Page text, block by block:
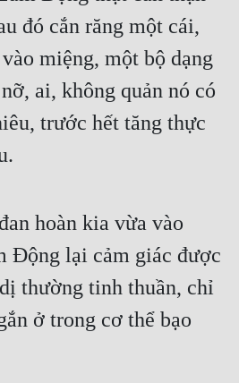
đó cắn răng một cái,
miệng, một bộ dạng
ai, không quản nó có
trước hết tăng thực
hoàn kia vừa vào
Động lại cảm giác được
thường tinh thuần, chỉ
ở trong cơ thể bạo